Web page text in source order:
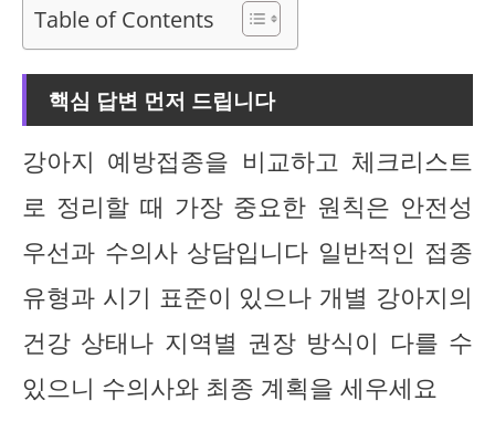
Table of Contents
핵심 답변 먼저 드립니다
강아지 예방접종을 비교하고 체크리스트
로 정리할 때 가장 중요한 원칙은 안전성
우선과 수의사 상담입니다 일반적인 접종
유형과 시기 표준이 있으나 개별 강아지의
건강 상태나 지역별 권장 방식이 다를 수
있으니 수의사와 최종 계획을 세우세요